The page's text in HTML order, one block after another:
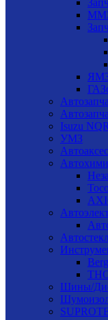
Isuzu NQR
УМЗ
Шины/